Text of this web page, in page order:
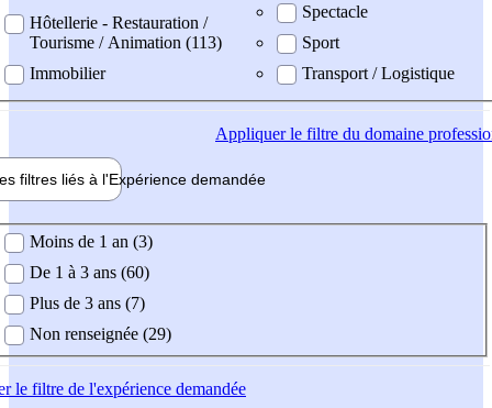
Hôtellerie - Restauration /
Tourisme / Animation (113)
Immobilier
Spectacle
Sport
Transport / Logistique
Appliquerle filtre du domaine
filtres liés à l'Expérience demandée
demandée
Moins de 1 an (3)
De 1 à 3 ans (60)
Plus de 3 ans (7)
Non renseignée (29)
le filtre de l'expérience demandée